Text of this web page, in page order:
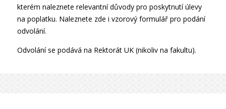
kterém naleznete relevantní důvody pro poskytnutí úlevy
na poplatku. Naleznete zde i vzorový formulář pro podání
odvolání.
Odvolání se podává na Rektorát UK (nikoliv na fakultu).